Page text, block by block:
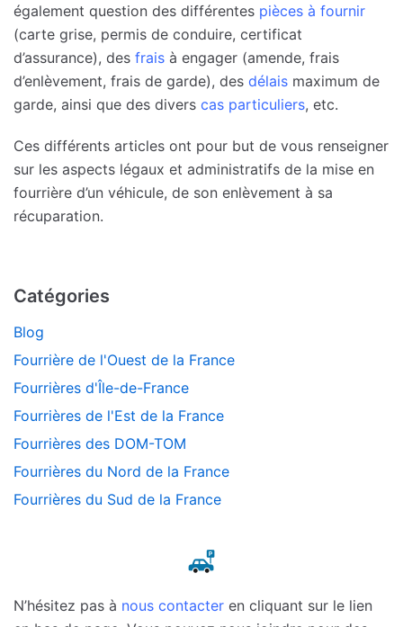
également question des différentes pièces à fournir
(carte grise, permis de conduire, certificat
d’assurance), des frais à engager (amende, frais
d’enlèvement, frais de garde), des délais maximum de
garde, ainsi que des divers cas particuliers, etc.
Ces différents articles ont pour but de vous renseigner
sur les aspects légaux et administratifs de la mise en
fourrière d’un véhicule, de son enlèvement à sa
récuparation.
Catégories
Blog
Fourrière de l'Ouest de la France
Fourrières d'Île-de-France
Fourrières de l'Est de la France
Fourrières des DOM-TOM
Fourrières du Nord de la France
Fourrières du Sud de la France
N’hésitez pas à nous contacter en cliquant sur le lien